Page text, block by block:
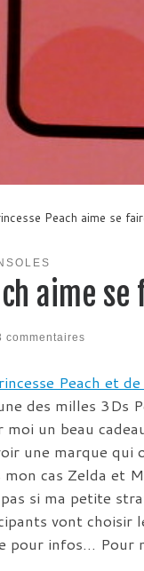
Peach aime se
aime
commentaires
Peach et
des milles 3Ds
moi un beau
une marque
cas Zelda et
si ma petite
vont
pour infos… Pour